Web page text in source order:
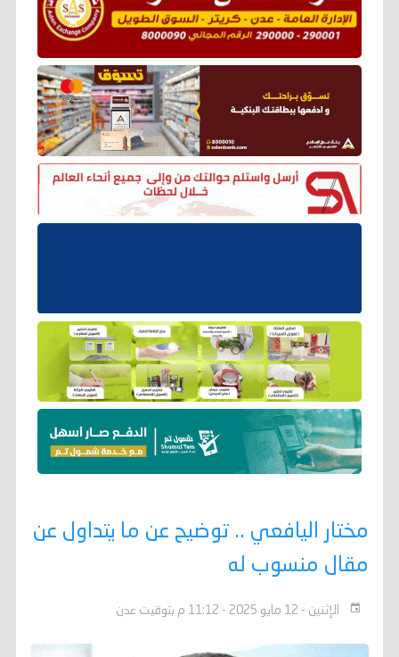
مختار اليافعي .. توضيح عن ما يتداول عن
مقال منسوب له
الإثنين - 12 مايو 2025 - 11:12 م بتوقيت عدن